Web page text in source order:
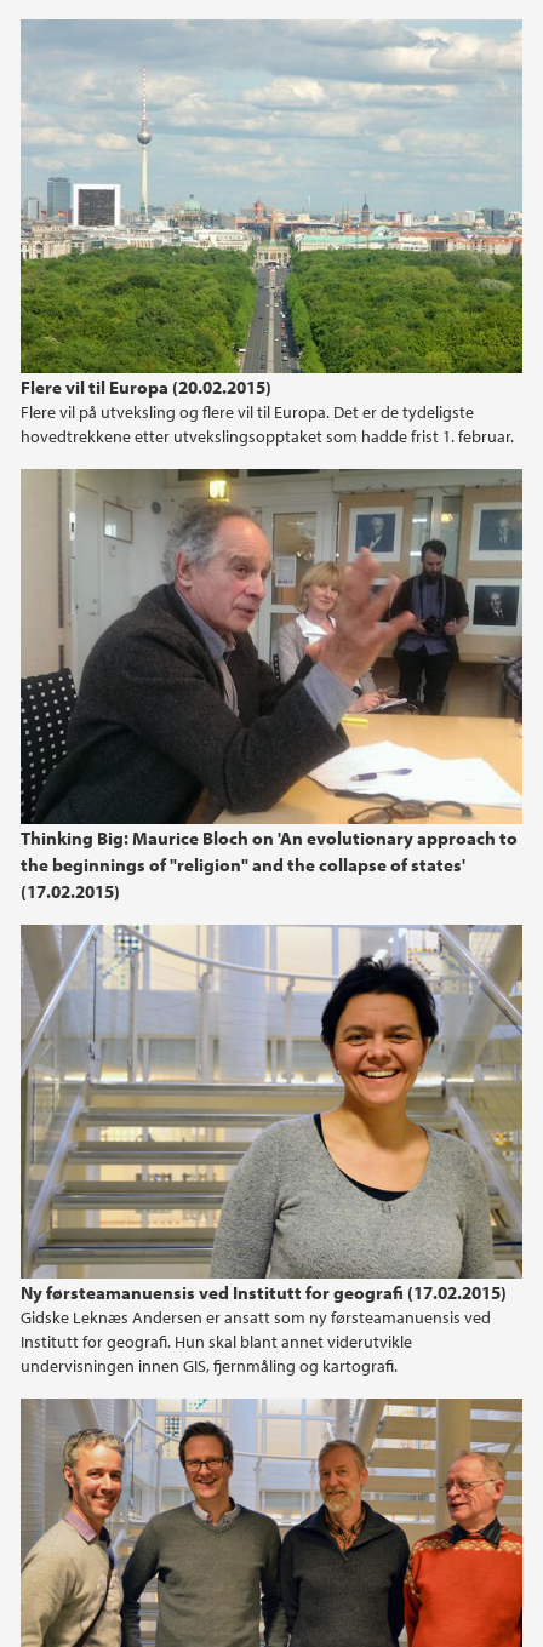
Flere vil til Europa (20.02.2015)
Flere vil på utveksling og flere vil til Europa. Det er de tydeligste
hovedtrekkene etter utvekslingsopptaket som hadde frist 1. februar.
Thinking Big: Maurice Bloch on 'An evolutionary approach to
the beginnings of "religion" and the collapse of states'
(17.02.2015)
Ny førsteamanuensis ved Institutt for geografi (17.02.2015)
Gidske Leknæs Andersen er ansatt som ny førsteamanuensis ved
Institutt for geografi. Hun skal blant annet viderutvikle
undervisningen innen GIS, fjernmåling og kartografi.
2021
2020
2019
2018
2017
2016
2015
2014
2013
2012
2011
2009
2008